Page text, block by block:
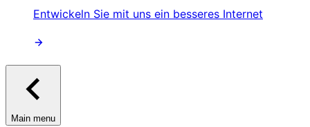
Entwickeln Sie mit uns ein besseres Internet
Main menu